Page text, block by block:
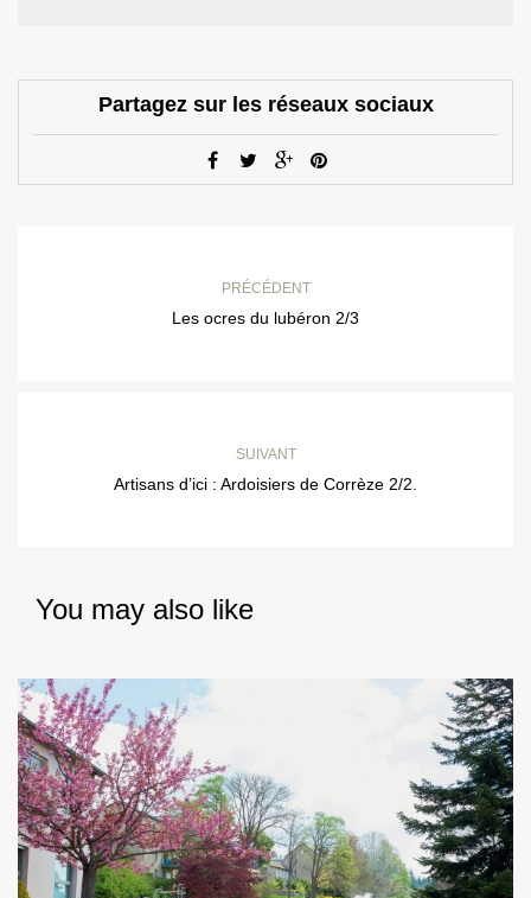
Partagez sur les réseaux sociaux
PRÉCÉDENT
Les ocres du lubéron 2/3
SUIVANT
Artisans d’ici : Ardoisiers de Corrèze 2/2.
You may also like